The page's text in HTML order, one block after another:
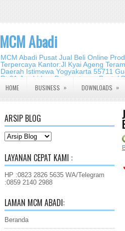
MCM Abadi
MCM Abadi Pusat Jual Beli Online
Terpercaya Kantor:Jl Kyai Ageng
Daerah Istimewa Yogyakarta 55711
Rt.01,Jambidan,
2140 2988
HOME BUSINESS » DOWNLOADS »
ARSIP BLOG
LAYANAN CEPAT KAMI :
HP :0823 2826 5635 WA/Telegram
:0859 2140 2988
LAMAN MCM ABADI:
Beranda